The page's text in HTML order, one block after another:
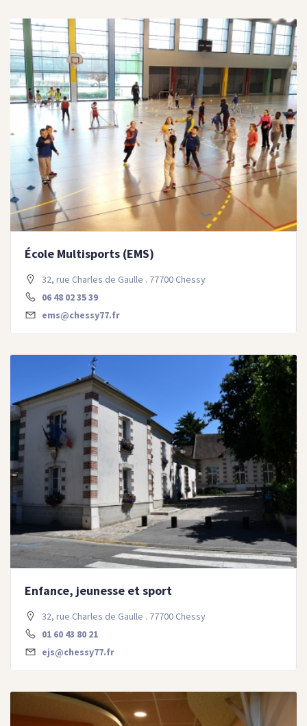
École Multisports (EMS)
32, rue Charles de Gaulle . 77700 Chessy
06 48 02 35 39
ems@chessy77.fr
Enfance, jeunesse et sport
32, rue Charles de Gaulle . 77700 Chessy
01 60 43 80 21
ejs@chessy77.fr